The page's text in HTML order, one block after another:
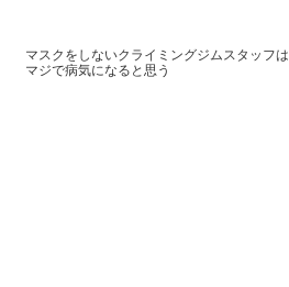
マスクをしないクライミングジムスタッフは
マジで病気になると思う